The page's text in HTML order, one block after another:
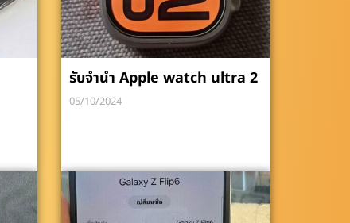
รับจำนำ Apple watch ultra 2
05/10/2024